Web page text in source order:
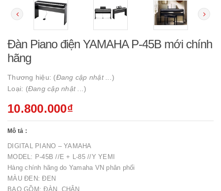
Đàn Piano điện YAMAHA P-45B mới chính
hãng
Thương hiệu: (Đang cập nhật ... )
Loại: (Đang cập nhật ... )
10.800.000₫
Mô tả :
DIGITAL PIANO – YAMAHA
MODEL: P-45B //E + L-85 //Y YEMI
Hàng chính hãng do Yamaha VN phân phối
MÀU ĐEN: ĐEN
BAO GỒM: ĐÀN, CHÂN